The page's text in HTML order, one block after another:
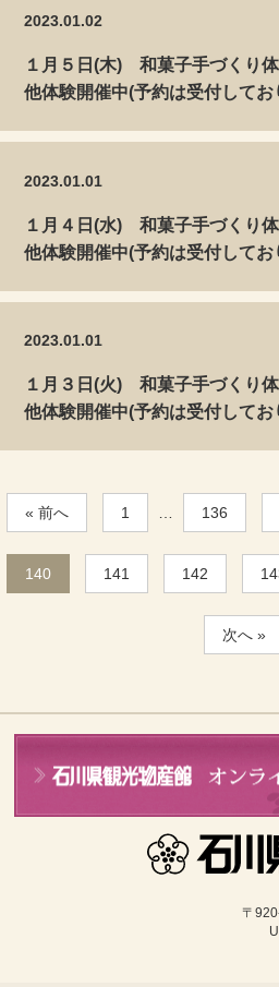
2023.01.02
１月５日(木) 和菓子手づくり
他体験開催中(予約は受付してお
2023.01.01
１月４日(水) 和菓子手づくり
他体験開催中(予約は受付してお
2023.01.01
１月３日(火) 和菓子手づくり
他体験開催中(予約は受付してお
« 前へ 1 136
140 141 142
次へ »
〒